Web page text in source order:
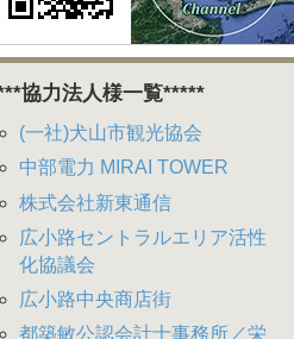
協力法人様一覧*****
(一社)犬山市観光協会
中部電力 MIRAI TOWER
株式会社新東通信
広小路セントラルエリア活性
化協議会
広小路中央商店街
都築敏公認会計士事務所／栄